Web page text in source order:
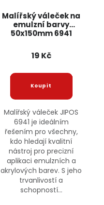
Malířský váleček na
emulzní barvy
50x150mm 6941
19 Kč
Malířský váleček JIPOS
6941 je ideálním
řešením pro všechny,
kdo hledají kvalitní
nástroj pro precizní
aplikaci emulzních a
akrylových barev. S jeho
trvanlivostí a
schopností...